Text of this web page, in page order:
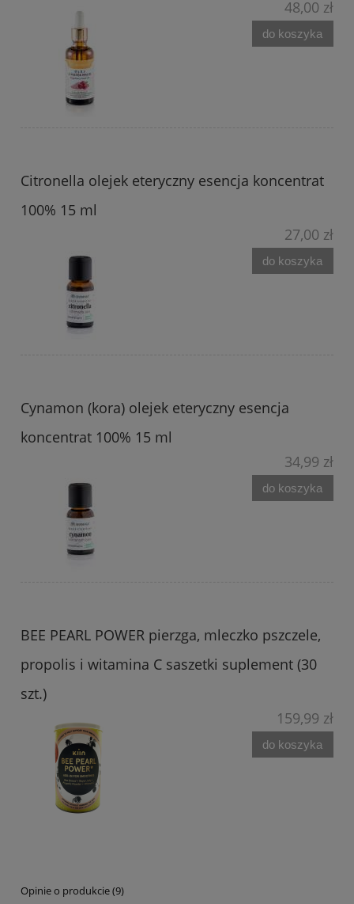
48,00 zł
do koszyka
Citronella olejek eteryczny esencja koncentrat
100% 15 ml
27,00 zł
do koszyka
Cynamon (kora) olejek eteryczny esencja
koncentrat 100% 15 ml
34,99 zł
do koszyka
BEE PEARL POWER pierzga, mleczko pszczele,
propolis i witamina C saszetki suplement (30
szt.)
159,99 zł
do koszyka
Opinie o produkcie (9)